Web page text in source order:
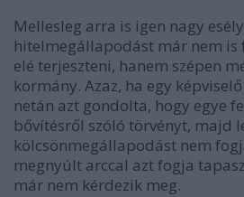
Mellesleg arra is igen nagy
hitelmegállapodást már nem
elé terjeszteni, hanem szépen
kormány. Azaz, ha egy
netán azt gondolta, hogy egye
bővítésről szóló törvényt, majd
kölcsönmegállapodást nem
megnyúlt arccal azt fogja
már nem kérdezik meg.